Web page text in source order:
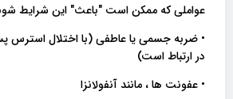
عواملی که ممکن است "باعث" این شرایط شوند
در ارتباط است)
• عفونت ها ، مانند آنفولانزا